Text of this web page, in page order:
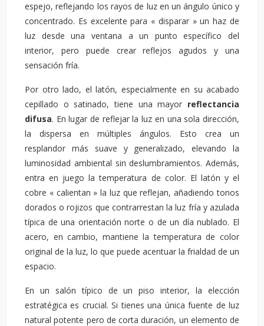
espejo, reflejando los rayos de luz en un ángulo único y
concentrado. Es excelente para « disparar » un haz de
luz desde una ventana a un punto específico del
interior, pero puede crear reflejos agudos y una
sensación fría.
Por otro lado, el latón, especialmente en su acabado
cepillado o satinado, tiene una mayor reflectancia
difusa. En lugar de reflejar la luz en una sola dirección,
la dispersa en múltiples ángulos. Esto crea un
resplandor más suave y generalizado, elevando la
luminosidad ambiental sin deslumbramientos. Además,
entra en juego la temperatura de color. El latón y el
cobre « calientan » la luz que reflejan, añadiendo tonos
dorados o rojizos que contrarrestan la luz fría y azulada
típica de una orientación norte o de un día nublado. El
acero, en cambio, mantiene la temperatura de color
original de la luz, lo que puede acentuar la frialdad de un
espacio.
En un salón típico de un piso interior, la elección
estratégica es crucial. Si tienes una única fuente de luz
natural potente pero de corta duración, un elemento de